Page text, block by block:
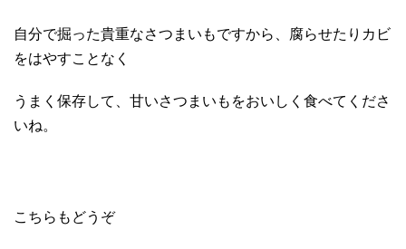
自分で掘った貴重なさつまいもですから、腐らせたりカビ
をはやすことなく
うまく保存して、甘いさつまいもをおいしく食べてくださ
いね。
こちらもどうぞ